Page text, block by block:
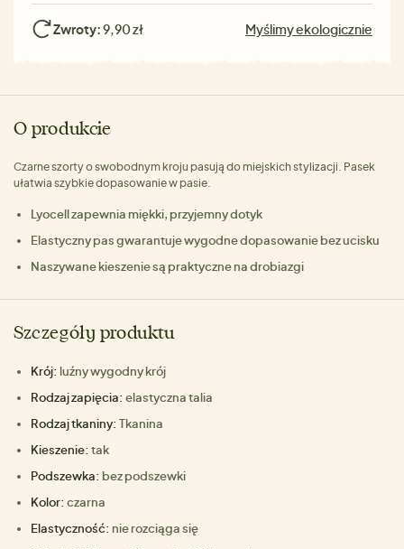
Zwroty:9,90 zł Myślimy ekologicznie
O produkcie
Czarne szorty o swobodnym kroju pasują do miejskich stylizacji. Pasek
ułatwia szybkie dopasowanie w pasie.
Lyocell zapewnia miękki, przyjemny dotyk
Elastyczny pas gwarantuje wygodne dopasowanie bez ucisku
Naszywane kieszenie są praktyczne na drobiazgi
Szczegóły produktu
Krój: luźny wygodny krój
Rodzaj zapięcia: elastyczna talia
Rodzaj tkaniny: Tkanina
Kieszenie: tak
Podszewka: bez podszewki
Kolor: czarna
Elastyczność: nie rozciąga się